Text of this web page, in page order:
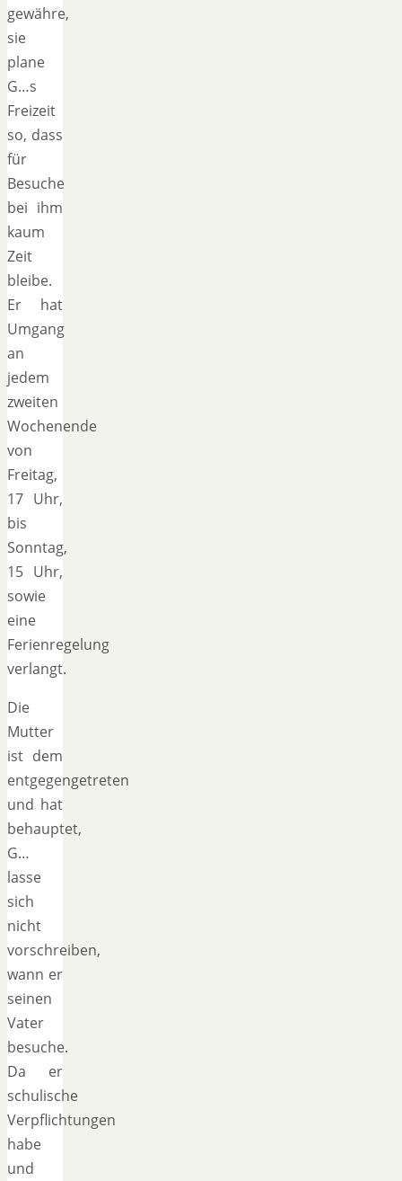
gewähre,
sie
plane
G…s
Freizeit
so, dass
für
Besuche
bei ihm
kaum
Zeit
bleibe.
Er hat
Umgang
an
jedem
zweiten
Wochenende
von
Freitag,
17 Uhr,
bis
Sonntag,
15 Uhr,
sowie
eine
Ferienregelung
verlangt.
Die
Mutter
ist dem
entgegengetreten
und hat
behauptet,
G…
lasse
sich
nicht
vorschreiben,
wann er
seinen
Vater
besuche.
Da er
schulische
Verpflichtungen
habe
und